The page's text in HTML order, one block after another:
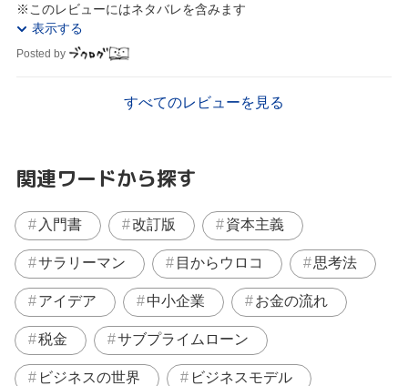
※このレビューにはネタバレを含みます
表示する
Posted by
すべてのレビューを見る
関連ワードから探す
入門書 改訂版 資本主義
サラリーマン 目からウロコ 思考法
アイデア 中小企業 お金の流れ
税金 サブプライムローン
ビジネスの世界 ビジネスモデル